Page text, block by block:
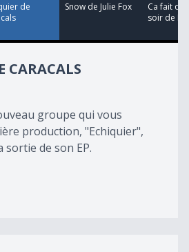
de
Snow de Julie Fox
Ca fait
soir de
CARACALS
groupe qui vous
production, "Echiquier",
de son EP.